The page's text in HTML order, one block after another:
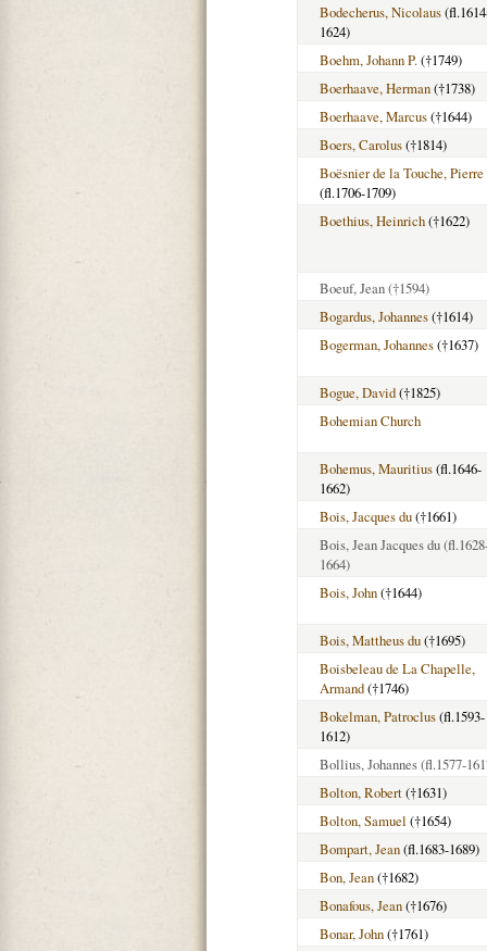
Bodecherus, Nicolaus
1624)
Boehm, Johann P.(†1749)
Boerhaave, Herman(†1738)
Boerhaave, Marcus(†1644)
Boers, Carolus(†1814)
Boësnier de la Touche, Pierre
(fl.1706-1709)
Boethius, Heinrich(†1622)
Boeuf, Jean(†1594)
Bogardus, Johannes(†1614)
Bogerman, Johannes(†1637)
Bogue, David(†1825)
Bohemian Church
Bohemus, Mauritius(fl.1646-
1662)
Bois, Jacques du(†1661)
Bois, Jean Jacques du
1664)
Bois, John(†1644)
Bois, Mattheus du(†1695)
Boisbeleau de La Chapelle,
Armand(†1746)
Bokelman, Patroclus(fl.1593-
1612)
Bollius, Johannes(fl.1577-
Bolton, Robert(†1631)
Bolton, Samuel (†1654)
Bompart, Jean(fl.1683-1689)
Bon, Jean(†1682)
Bonafous, Jean(†1676)
Bonar, John(†1761)